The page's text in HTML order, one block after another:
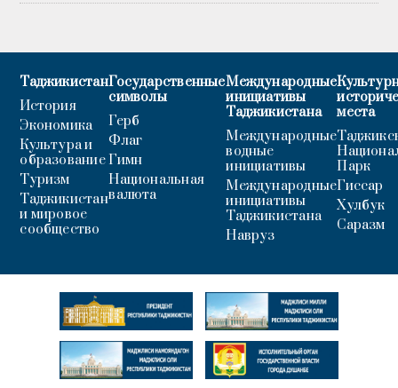
Таджикистан
История
Экономика
Культура и
образование
Туризм
Таджикистан
и мировое
сообщество
Государственные
символы
Герб
Флаг
Гимн
Национальная
валюта
Международные
инициативы
Таджикистана
Международные
водные
инициативы
Международные
инициативы
Таджикистана
Навруз
места
Парк
Гиссар
Хулбук
Саразм